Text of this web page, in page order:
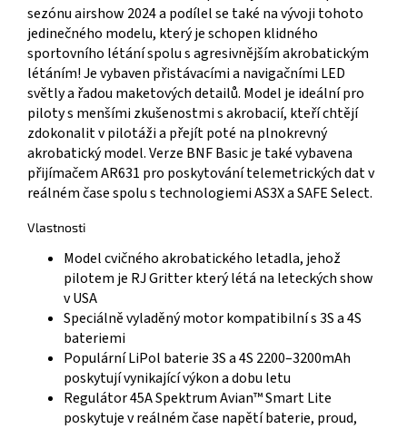
sezónu airshow 2024 a podílel se také na vývoji tohoto
jedinečného modelu, který je schopen klidného
sportovního létání spolu s agresivnějším akrobatickým
létáním! Je vybaven přistávacími a navigačními LED
světly a řadou maketových detailů. Model je ideální pro
piloty s menšími zkušenostmi s akrobacií, kteří chtějí
zdokonalit v pilotáži a přejít poté na plnokrevný
akrobatický model. Verze BNF Basic je také vybavena
přijímačem AR631 pro poskytování telemetrických dat v
reálném čase spolu s technologiemi AS3X a SAFE Select.
Vlastnosti
Model cvičného akrobatického letadla, jehož
pilotem je RJ Gritter který létá na leteckých show
v USA
Speciálně vyladěný motor kompatibilní s 3S a 4S
bateriemi
Populární LiPol baterie 3S a 4S 2200–3200mAh
poskytují vynikající výkon a dobu letu
Regulátor 45A Spektrum Avian™ Smart Lite
poskytuje v reálném čase napětí baterie, proud,